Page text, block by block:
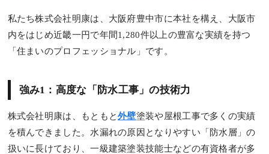
私たち株式会社明康は、大阪府豊中市に本社を構え、大阪市
内をはじめ近畿一円で年間1,280件以上の豊富な実績を持つ
「住まいのプロフェッショナル」です。
強み1：高度な「防水工事」の技術力
株式会社明康は、もともと外壁塗装や屋根工事で多くの実績
を積んできました。水漏れの原因となりやすい「防水層」の
扱いに長けており、一級建築塗装技能士などの有資格者が多